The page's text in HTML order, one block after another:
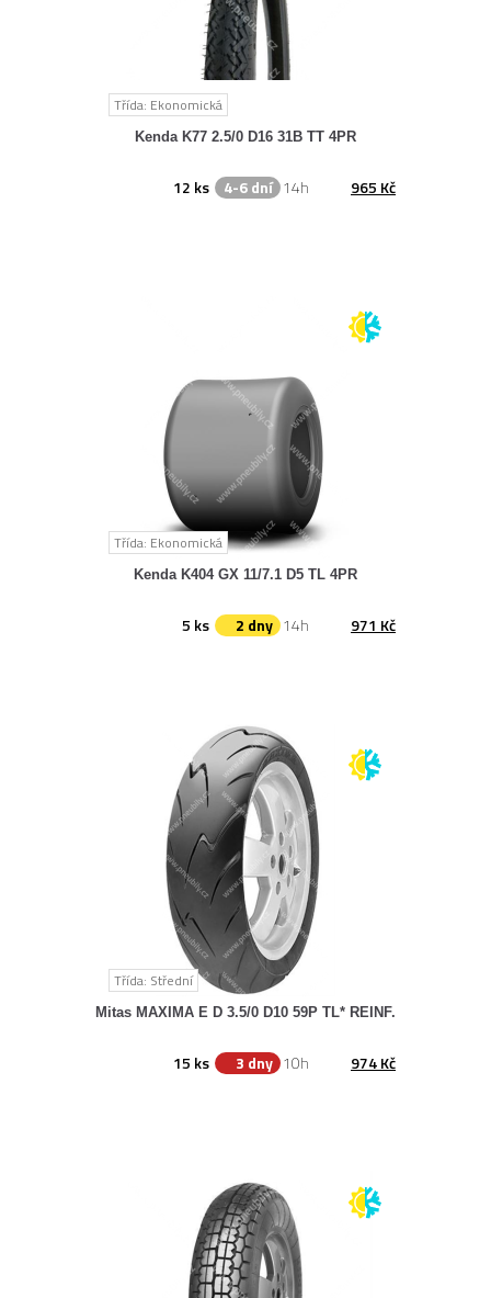
Třída: Ekonomická
Kenda K77 2.5/0 D16 31B TT 4PR
965 Kč
14h
4-6 dní
12 ks
Třída: Ekonomická
Kenda K404 GX 11/7.1 D5 TL 4PR
971 Kč
14h
2 dny
5 ks
Třída: Střední
Mitas MAXIMA E D 3.5/0 D10 59P TL* REINF.
974 Kč
10h
3 dny
15 ks